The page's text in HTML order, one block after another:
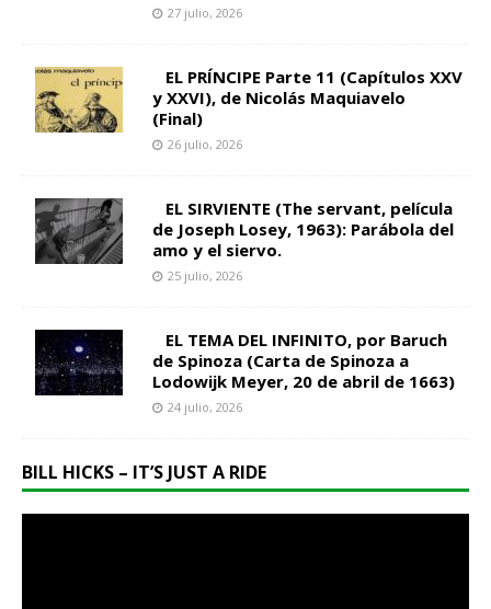
27 julio, 2026
EL PRÍNCIPE Parte 11 (Capítulos XXV
y XXVI), de Nicolás Maquiavelo
(Final)
26 julio, 2026
EL SIRVIENTE (The servant, película
de Joseph Losey, 1963): Parábola del
amo y el siervo.
25 julio, 2026
EL TEMA DEL INFINITO, por Baruch
de Spinoza (Carta de Spinoza a
Lodowijk Meyer, 20 de abril de 1663)
24 julio, 2026
BILL HICKS – IT’S JUST A RIDE